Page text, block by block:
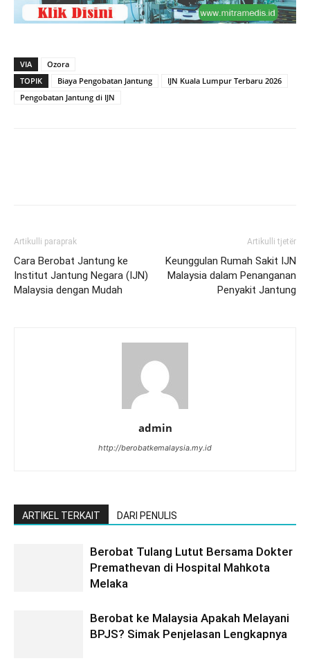
VIA
Ozora
TOPIK
Biaya Pengobatan Jantung
IJN Kuala Lumpur Terbaru 2026
Pengobatan Jantung di IJN
Artikulli paraprak
Cara Berobat Jantung ke
Institut Jantung Negara (IJN)
Malaysia dengan Mudah
Artikulli tjetër
Keunggulan Rumah Sakit IJN
Malaysia dalam Penanganan
Penyakit Jantung
admin
http://berobatkemalaysia.my.id
ARTIKEL TERKAIT DARI PENULIS
Berobat Tulang Lutut Bersama Dokter
Premathevan di Hospital Mahkota
Melaka
Berobat ke Malaysia Apakah Melayani
BPJS? Simak Penjelasan Lengkapnya